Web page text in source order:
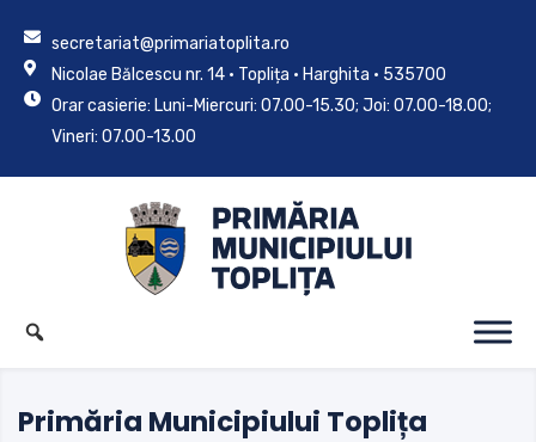
secretariat@primariatoplita.ro
Nicolae Bălcescu nr. 14 • Toplița • Harghita • 535700
Orar casierie: Luni-Miercuri: 07.00-15.30; Joi: 07.00-18.00;
Vineri: 07.00-13.00
Primăria Municipiului Toplița